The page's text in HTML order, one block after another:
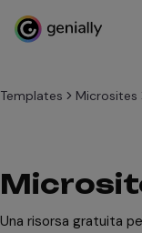
Templates Microsites
Una risorsa gratuita